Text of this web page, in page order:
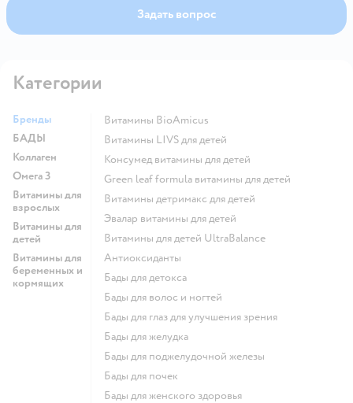
Задать вопрос
Категории
Бренды
БАДЫ
Коллаген
Омега 3
Витамины для
взрослых
Витамины для
детей
Витамины для
беременных и
кормящих
Витамины BioAmicus
Витамины LIVS для детей
Консумед витамины для детей
Green leaf formula витамины для детей
Витамины детримакс для детей
Эвалар витамины для детей
Витамины для детей UltraBalance
Антиоксиданты
Бады для детокса
Бады для волос и ногтей
Бады для глаз для улучшения зрения
Бады для желудка
Бады для поджелудочной железы
Бады для почек
Бады для женского здоровья